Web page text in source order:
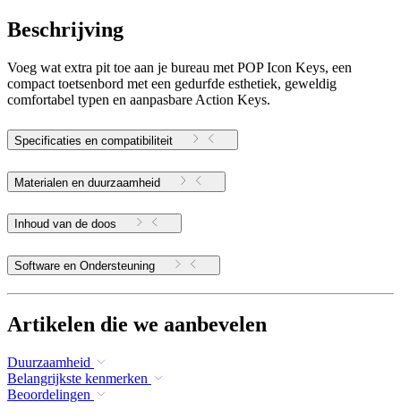
Beschrijving
Voeg wat extra pit toe aan je bureau met POP Icon Keys, een
compact toetsenbord met een gedurfde esthetiek, geweldig
comfortabel typen en aanpasbare Action Keys.
Specificaties en compatibiliteit
Materialen en duurzaamheid
Inhoud van de doos
Software en Ondersteuning
Artikelen die we aanbevelen
Duurzaamheid
Belangrijkste kenmerken
Beoordelingen